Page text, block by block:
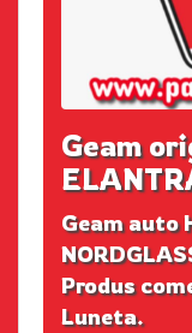
Geam
Geam auto
Produs
Luneta.